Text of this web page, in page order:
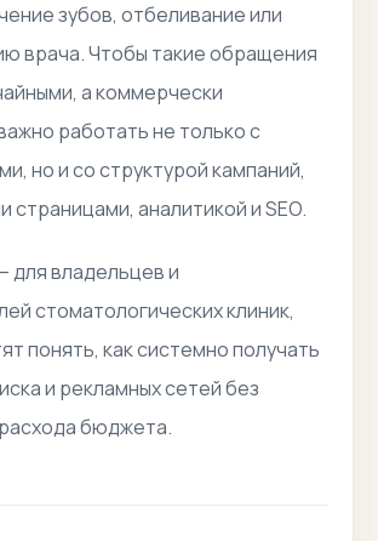
зубов, отбеливание или
врача. Чтобы такие обращения
а коммерчески
работать не только с
но и со структурой кампаний,
страницами, аналитикой и SEO.
для владельцев и
стоматологических клиник,
понять, как системно получать
и рекламных сетей без
бюджета.